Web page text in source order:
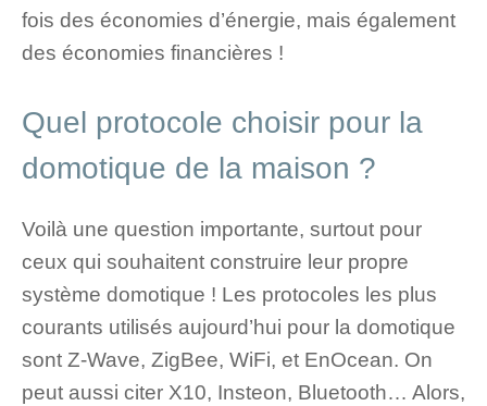
fois des économies d’énergie, mais également
des économies financières !
Quel protocole choisir pour la
domotique de la maison ?
Voilà une question importante, surtout pour
ceux qui souhaitent construire leur propre
système domotique ! Les protocoles les plus
courants utilisés aujourd’hui pour la domotique
sont Z-Wave, ZigBee, WiFi, et EnOcean. On
peut aussi citer X10, Insteon, Bluetooth… Alors,